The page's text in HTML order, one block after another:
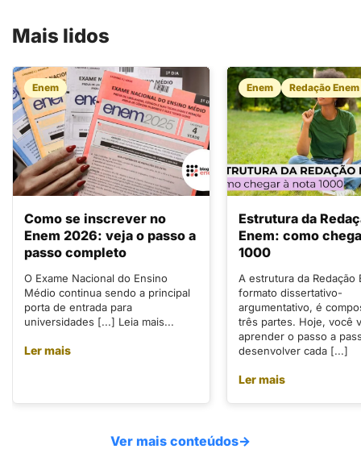
Mais lidos
Enem
Como se inscrever no
Enem 2026: veja o passo a
passo completo
O Exame Nacional do Ensino
Médio continua sendo a principal
porta de entrada para
universidades [...] Leia mais...
Ler mais
Enem Redação Enem
Estrutura da
Enem: como
1000
A estrutura da Redação
formato dissertativo-
argumentativo, é
três partes. Hoje, você
aprender o passo a
desenvolver cada [...]
Ler mais
Ver mais conteúdos→